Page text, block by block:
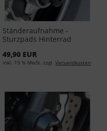
Ständeraufnahme -
Sturzpads Hinterrad
49,90 EUR
inkl. 19 % MwSt. zzgl. Versandkosten